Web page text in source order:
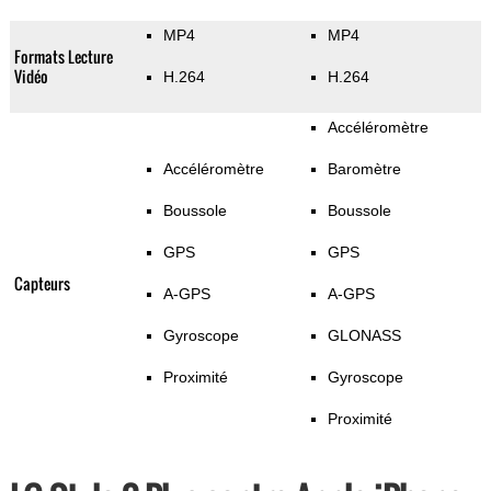
Formats Lecture
Vidéo
MP4
H.264
MP4
H.264
Capteurs
Accéléromètre
Boussole
GPS
A-GPS
Gyroscope
Proximité
Accéléromètre
Baromètre
Boussole
GPS
A-GPS
GLONASS
Gyroscope
Proximité